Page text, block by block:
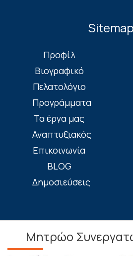
Sitemap
Πρoφίλ
Βιογραφικό
Πελατολόγιο
Προγράμματα
Τα έργα μας
Αναπτυξιακός
Επικοινωνία
BLOG
Δημοσιεύσεις
Μητρώο